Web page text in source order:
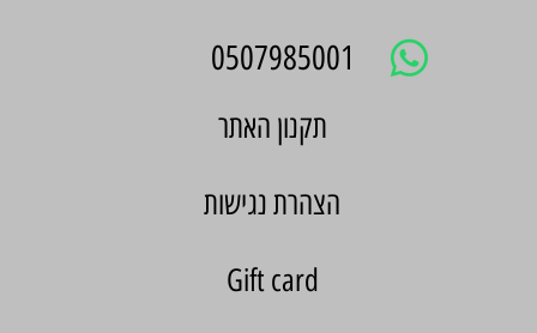
0507985001
הצהרת נגישות
Gift card